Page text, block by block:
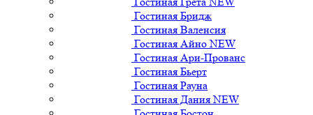
Гостиная Бридж
Гостиная Валенсия
Гостиная Айно NEW
Гостиная Ари-Прованс
Гостиная Бьерт
Гостиная Рауна
Гостиная Дания NEW